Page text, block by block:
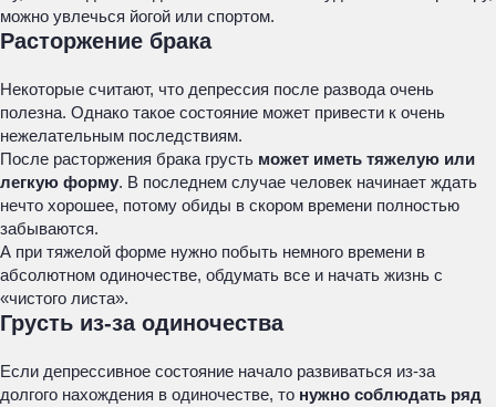
можно увлечься йогой или спортом.
Расторжение брака
Некоторые считают, что депрессия после развода очень
полезна. Однако такое состояние может привести к очень
нежелательным последствиям.
После расторжения брака грусть может иметь тяжелую или
легкую форму. В последнем случае человек начинает ждать
нечто хорошее, потому обиды в скором времени полностью
забываются.
А при тяжелой форме нужно побыть немного времени в
абсолютном одиночестве, обдумать все и начать жизнь с
«чистого листа».
Грусть из-за одиночества
Если депрессивное состояние начало развиваться из-за
долгого нахождения в одиночестве, то нужно соблюдать ряд